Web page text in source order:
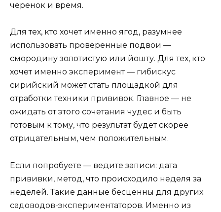
черенок и время.
Для тех, кто хочет именно ягод, разумнее
использовать проверенные подвои —
смородину золотистую или йошту. Для тех, кто
хочет именно эксперимент — гибискус
сирийский может стать площадкой для
отработки техники прививок. Главное — не
ожидать от этого сочетания чудес и быть
готовым к тому, что результат будет скорее
отрицательным, чем положительным.
Если попробуете — ведите записи: дата
прививки, метод, что происходило неделя за
неделей. Такие данные бесценны для других
садоводов-экспериментаторов. Именно из